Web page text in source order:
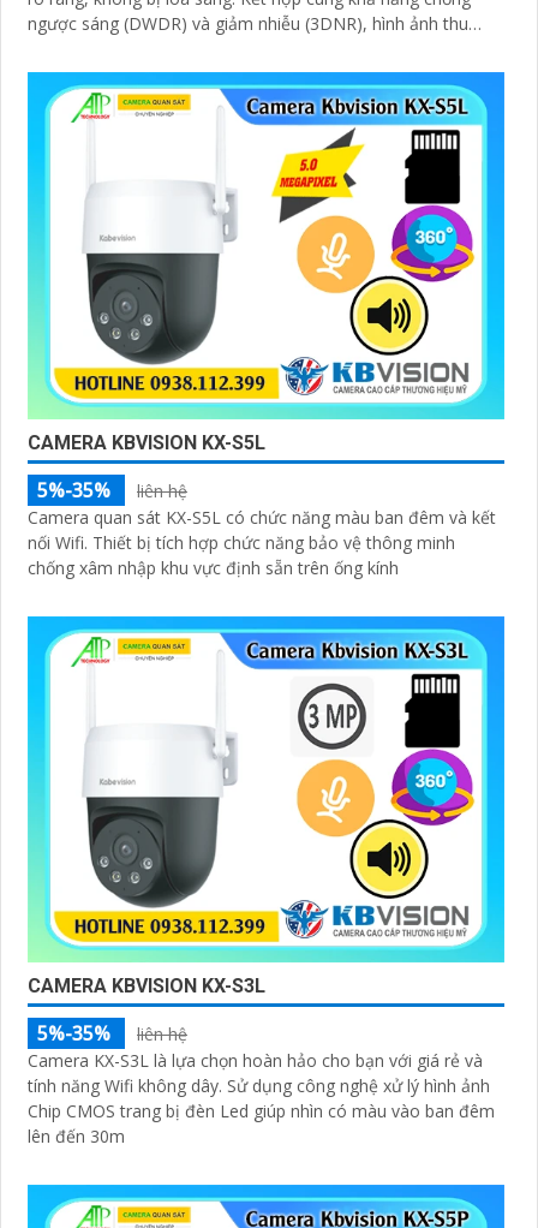
ngược sáng (DWDR) và giảm nhiễu (3DNR), hình ảnh thu
ngay cả trong môi trường ánh sáng yếu hoặc ánh sáng phức
tạp như ngược sáng hoặc chói nắng
CAMERA KBVISION KX-S5L
5%-35%
liên hệ
Camera quan sát KX-S5L có chức năng màu ban đêm và kết
nối Wifi. Thiết bị tích hợp chức năng bảo vệ thông minh
chống xâm nhập khu vực định sẵn trên ống kính
CAMERA KBVISION KX-S3L
5%-35%
liên hệ
Camera KX-S3L là lựa chọn hoàn hảo cho bạn với giá rẻ và
tính năng Wifi không dây. Sử dụng công nghệ xử lý hình ảnh
Chip CMOS trang bị đèn Led giúp nhìn có màu vào ban đêm
lên đến 30m